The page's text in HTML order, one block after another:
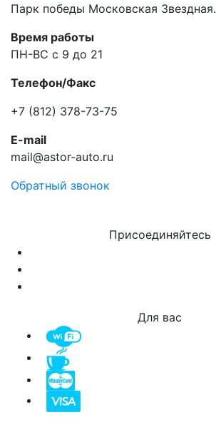
Парк победы Московская Звездная.
Время работы
ПН-ВС с 9 до 21
Телефон/Факс
+7 (812) 378-73-75
E-mail
mail@astor-auto.ru
Обратный звонок
Присоединяйтесь
Для вас